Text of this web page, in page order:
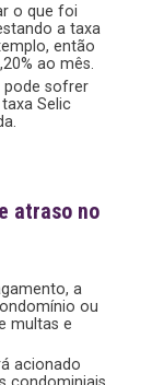
o que foi
a taxa
então
ao mês.
pode sofrer
Selic
atraso no
a
ou
multas e
acionado